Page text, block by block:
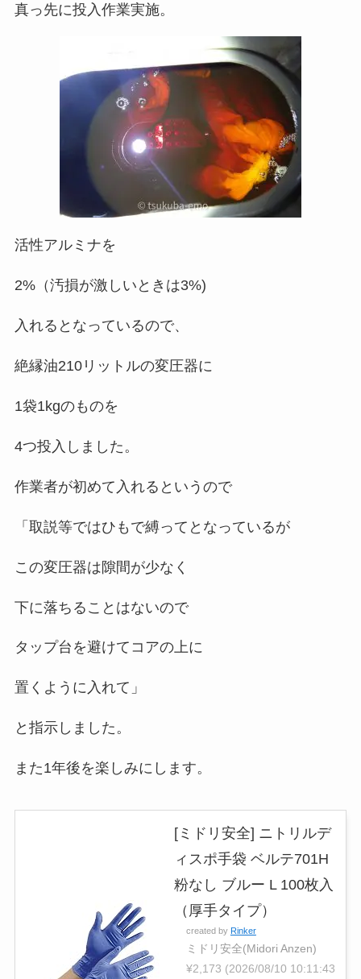
真っ先に投入作業実施。
活性アルミナを
2%（汚損が激しいときは3%)
入れるとなっているので、
絶縁油210リットルの変圧器に
1袋1kgのものを
4つ投入しました。
作業者が初めて入れるというので
「取説等ではひもで縛ってとなっているが
この変圧器は隙間が少なく
下に落ちることはないので
タップ台を避けてコアの上に
置くように入れて」
と指示しました。
また1年後を楽しみにします。
[ミドリ安全] ニトリルデ
ィスポ手袋 ベルテ701H
粉なし ブルー L 100枚入
（厚手タイプ）
created by Rinker
ミドリ安全(Midori Anzen)
¥2,173 (2026/08/10 10:11:43